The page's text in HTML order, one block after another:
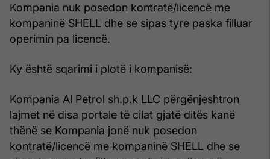
Kompania nuk posedon kontratë/licencë me
kompaninë SHELL dhe se sipas tyre paska filluar
operimin pa licencë.
Ky është sqarimi i plotë i kompanisë:
Kompania Al Petrol sh.p.k LLC përgënjeshtron
lajmet në disa portale të cilat gjatë ditës kanë
thënë se Kompania jonë nuk posedon
kontratë/licencë me kompaninë SHELL dhe se